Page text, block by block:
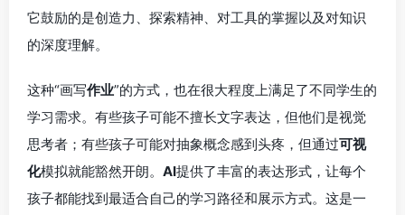
它鼓励的是创造力、探索精神、对工具的掌握以及对知识
的深度理解。
这种“画写作业”的方式，也在很大程度上满足了不同学生的
学习需求。有些孩子可能不擅长文字表达，但他们是视觉
思考者；有些孩子可能对抽象概念感到头疼，但通过可视
化模拟就能豁然开朗。 AI提供了丰富的表达形式，让每个
孩子都能找到最适合自己的学习路径和展示方式。这是一